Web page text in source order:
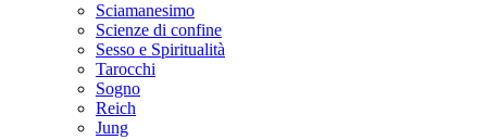
Sciamanesimo
Scienze di confine
Sesso e Spiritualità
Tarocchi
Sogno
Reich
Jung